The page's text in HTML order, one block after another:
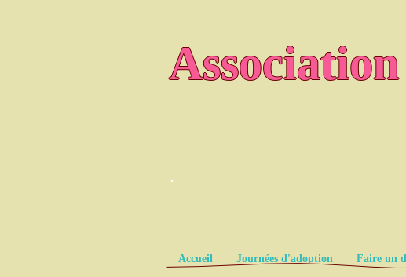
.
Pages
Accueil Journées d'adoption Faire un